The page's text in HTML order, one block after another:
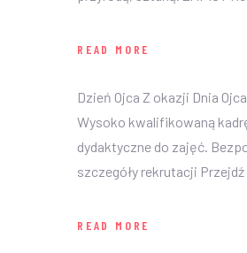
READ MORE
Dzień Ojca Z okazji Dnia
Wysoko kwalifikowaną
dydaktyczne do zajęć.
szczegóły rekrutacji
READ MORE